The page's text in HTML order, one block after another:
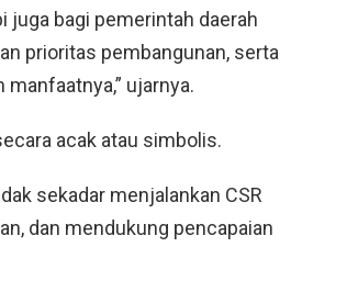
juga bagi pemerintah daerah
prioritas pembangunan, serta
ujarnya.
acak atau simbolis.
sekadar menjalankan CSR
dan mendukung pencapaian